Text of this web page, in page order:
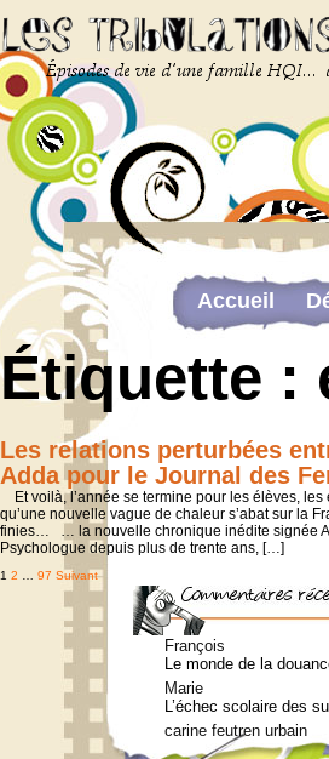
Accueil
The last…
Étiquette :
Les relations perturbées
Adda pour le Journal des
Et voilà, l’année se termine pour les élèves, les
qu’une nouvelle vague de chaleur s’abat sur la
finies… … la nouvelle chronique inédite signée
Psychologue depuis plus de trente ans, […]
Pagination
publications
1 2 97 Suivant
François
Le monde de la
Marie
L’échec scolaire des
carine feutren urbain
Petit lexique en lien